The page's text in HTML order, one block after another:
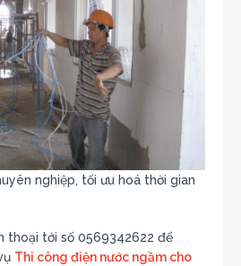
nghiệp, tối ưu hoá thời gian
thoại tới số 0569342622 để
Thi công điện nước ngầm cho